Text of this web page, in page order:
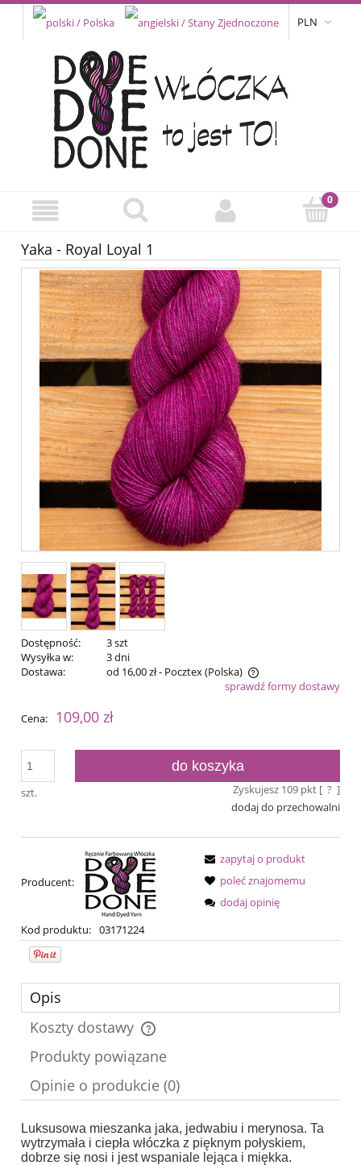
PLN
Yaka - Royal Loyal 1
Dostępność:
3 szt
Wysyłka w:
3 dni
Dostawa:
od 16,00 zł- Pocztex(Polska)
Cena nie zawiera ewentualnych kosztów płatnościsprawdź formy dostawy
Cena: 109,00 zł
szt.
do koszyka
Zyskujesz 109pkt [ ? ]
dodaj do przechowalni
Producent:
Kod produktu: 03171224
zapytaj o produkt
poleć znajomemu
dodaj opinię
Opis
Koszty dostawy
Cena nie zawiera ewentualnych kosztów płatności
Produkty powiązane
Opinie o produkcie (0)
Luksusowa mieszanka jaka, jedwabiu i merynosa. Ta
wytrzymała i ciepła włóczka z pięknym połyskiem,
dobrze się nosi i jest wspaniale lejąca i miękka.